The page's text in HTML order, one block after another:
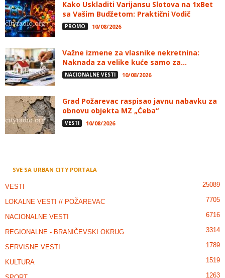
Kako Uskladiti Varijansu Slotova na 1xBet
sa Vašim Budžetom: Praktični Vodič
PROMO 10/08/2026
Važne izmene za vlasnike nekretnina:
Naknada za velike kuće samo za...
NACIONALNE VESTI 10/08/2026
Grad Požarevac raspisao javnu nabavku za
obnovu objekta MZ „Ćeba“
VESTI 10/08/2026
SVE SA URBAN CITY PORTALA
VESTI 25089
LOKALNE VESTI // POŽAREVAC 7705
NACIONALNE VESTI 6716
REGIONALNE - BRANIČEVSKI OKRUG 3314
SERVISNE VESTI 1789
KULTURA 1519
1263